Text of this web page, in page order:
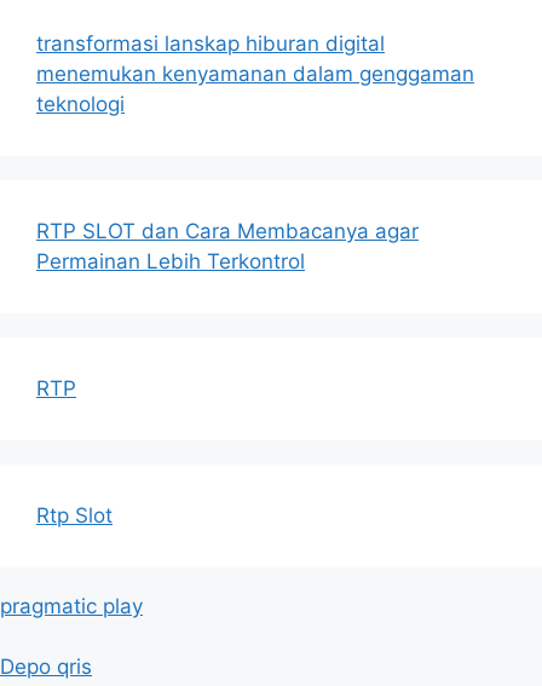
transformasi lanskap hiburan digital
menemukan kenyamanan dalam genggaman
teknologi
RTP SLOT dan Cara Membacanya agar
Permainan Lebih Terkontrol
RTP
Rtp Slot
pragmatic play
Depo qris